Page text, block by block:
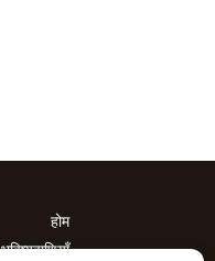
होम
भविष्यवाणियाँ